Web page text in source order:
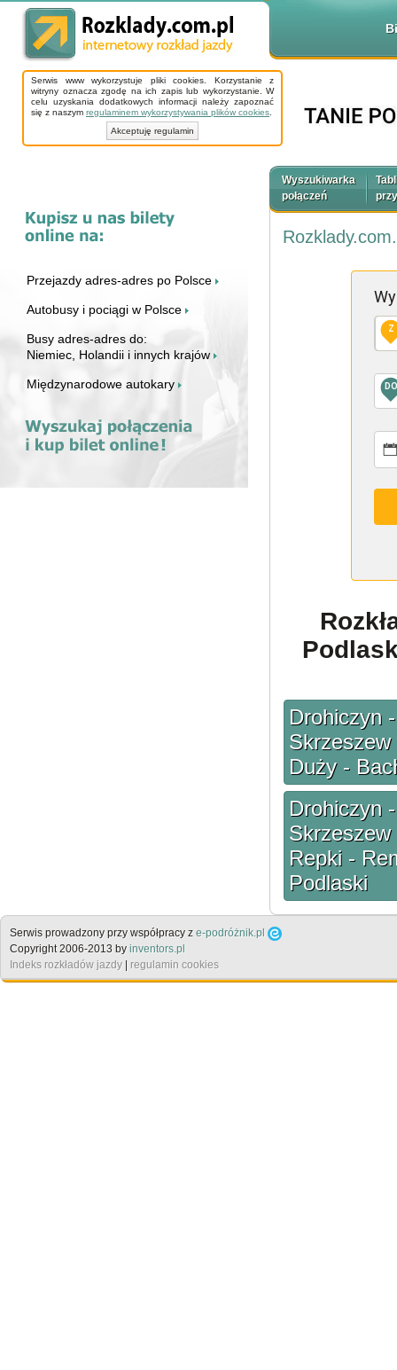
Serwis www wykorzystuje pliki cookies. Korzystanie z
witryny oznacza zgodę na ich zapis lub wykorzystanie. W
celu uzyskania dodatkowych informacji należy zapoznać
się z naszym regulaminem wykorzystywania plików cookies
Akceptuję regulamin
Przejazdy adres-adres po Polsce
Autobusy i pociągi w Polsce
Busy adres-adres do:
Niemiec, Holandii i innych krajów
Międzynarodowe autokary
Wyszukiwarka
połączeń
Z
DO
Drohiczyn
Skrzeszew
Duży -
Drohiczyn
Skrzeszew
Repki -
Podlaski
Serwis prowadzony przy współpracy z e-podróżnik.pl
Copyright 2006-2013 by inventors.pl
Indeks rozkładów jazdy
regulamin cookies